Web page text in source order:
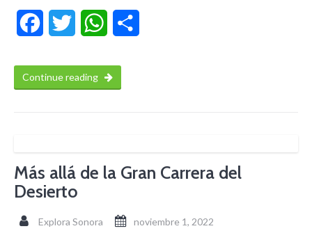
FacebookTwitter WhatsApp
Continue reading
Más allá de la Gran Carrera del
Desierto
Explora Sonora noviembre 1, 2022